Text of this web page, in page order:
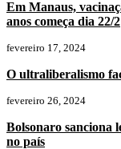
Em Manaus,
anos começa dia 22/2
fevereiro 17, 2024
O ultraliberalismo
fevereiro 26, 2024
Bolsonaro sanciona
no país